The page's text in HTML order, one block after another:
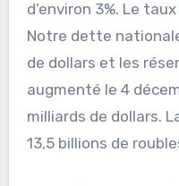
d’environ 3%. Le
Notre dette
de dollars et les
augmenté le 4
milliards de dollars.
13,5 billions de